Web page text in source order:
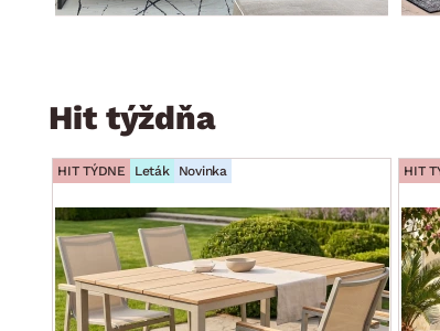
Hit týždňa
HIT TÝDNE Leták Novinka HIT